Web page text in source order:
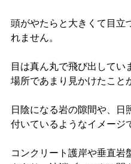
頭がやたらと大きくて目立
れません。
目は真ん丸で飛び出してい
場所であまり見かけたこと
日陰になる岩の隙間や、日
付いているようなイメージ
コンクリート護岸や垂直岩